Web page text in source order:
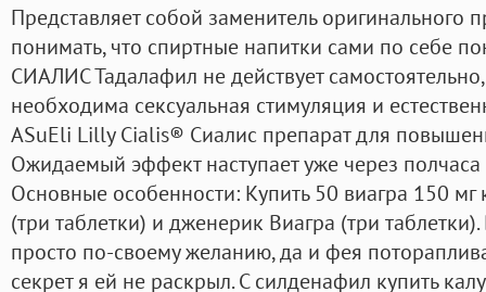
Представляет собой заменитель оригинального
понимать, что спиртные напитки сами по себе
СИАЛИС Тадалафил не действует
необходима сексуальная стимуляция и
ASuEli Lilly Cialis® Сиалис препарат для
Ожидаемый эффект наступает уже через
Основные особенности: Купить 50 виагра 150 мг
(три таблетки) и дженерик Виагра (три
просто по-своему желанию, да и фея
секрет я ей не раскрыл. С силденафил купить